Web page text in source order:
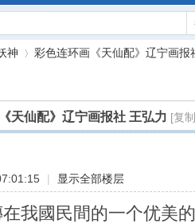
神
›
彩色连环画《天仙配》辽宁画报
天仙配》辽宁画报社 王弘力 [复
| 显示全部楼层
我國民間的一个优美